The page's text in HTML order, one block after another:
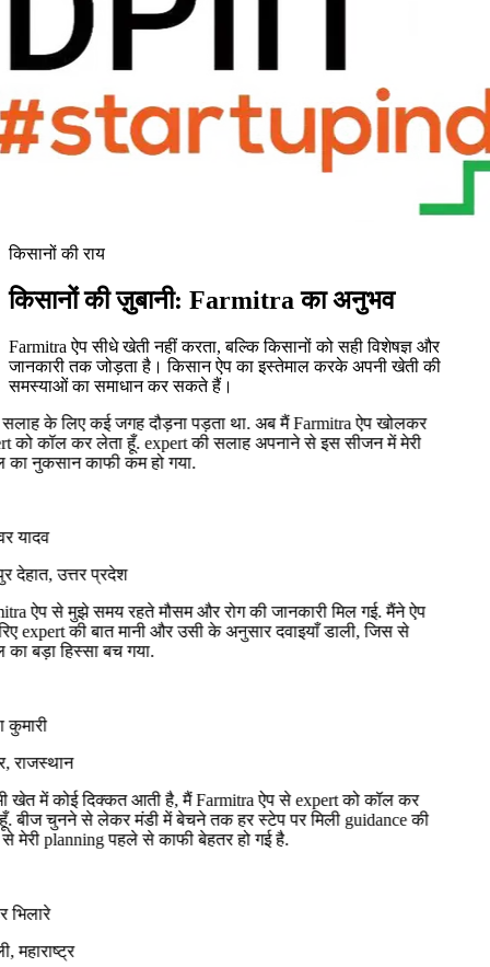
किसानों की राय
किसानों की ज़ुबानी: Farmitraका अनुभव
Farmitra ऐप सीधे खेती नहीं करता, बल्कि किसानों को सही विशेषज्ञ और
जानकारी तक जोड़ता है। किसान ऐप का इस्तेमाल करके अपनी खेती की
समस्याओं का समाधान कर सकते हैं।
के लिए कई जगह दौड़ना पड़ता था. अब मैं Farmitra ऐप खोलकर
को कॉल कर लेता हूँ. expert की सलाह अपनाने से इस सीजन में मेरी
नुकसान काफी कम हो गया.
यादव
देहात, उत्तर प्रदेश
ऐप से मुझे समय रहते मौसम और रोग की जानकारी मिल गई. मैंने ऐप
expert की बात मानी और उसी के अनुसार दवाइयाँ डाली, जिस से
बड़ा हिस्सा बच गया.
में कोई दिक्कत आती है, मैं Farmitra ऐप से expert को कॉल कर
बीज चुनने से लेकर मंडी में बेचने तक हर स्टेप पर मिली guidance की
planning पहले से काफी बेहतर हो गई है.